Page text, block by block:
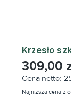
Krzesło
Cena
309,00
Cena netto:
Najniższa cena z